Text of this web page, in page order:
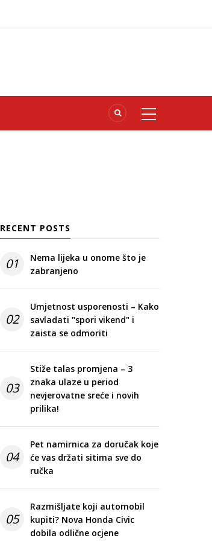
RECENT POSTS
01
Nema lijeka u onome što je
zabranjeno
02
Umjetnost usporenosti – Kako
savladati "spori vikend" i
zaista se odmoriti
03
Stiže talas promjena – 3
znaka ulaze u period
nevjerovatne sreće i novih
prilika!
04
Pet namirnica za doručak koje
će vas držati sitima sve do
ručka
05
Razmišljate koji automobil
kupiti? Nova Honda Civic
dobila odlične ocjene